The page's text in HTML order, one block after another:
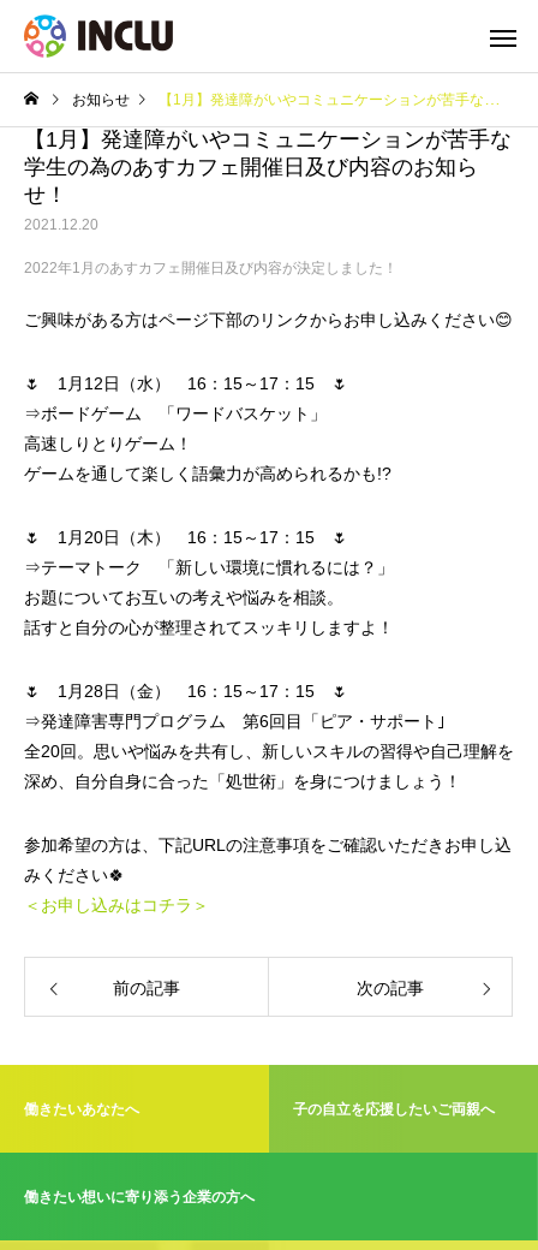
お知らせ 【1月】発達障がいやコミュニケーションが苦手な学生の為のあすカフェ開催日及び内容のお知らせ！
【1月】発達障がいやコミュニケーションが苦手な
学生の為のあすカフェ開催日及び内容のお知ら
せ！
2021.12.20
2022年1月のあすカフェ開催日及び内容が決定しました！
ご興味がある方はページ下部のリンクからお申し込みください😊
🌷 1月12日（水） 16：15～17：15 🌷
⇒ボードゲーム 「ワードバスケット」
高速しりとりゲーム！
ゲームを通して楽しく語彙力が高められるかも!?
🌷 1月20日（木） 16：15～17：15 🌷
⇒テーマトーク 「新しい環境に慣れるには？」
お題についてお互いの考えや悩みを相談。
話すと自分の心が整理されてスッキリしますよ！
🌷 1月28日（金） 16：15～17：15 🌷
⇒発達障害専門プログラム 第6回目「ピア・サポート｣
全20回。思いや悩みを共有し、新しいスキルの習得や自己理解を
深め、自分自身に合った「処世術」を身につけましょう！
参加希望の方は、下記URLの注意事項をご確認いただきお申し込
みください🍀
＜お申し込みはコチラ＞
前の記事 次の記事
働きたいあなたへ 子の自立を応援したいご両親へ
働きたい想いに寄り添う企業の方へ